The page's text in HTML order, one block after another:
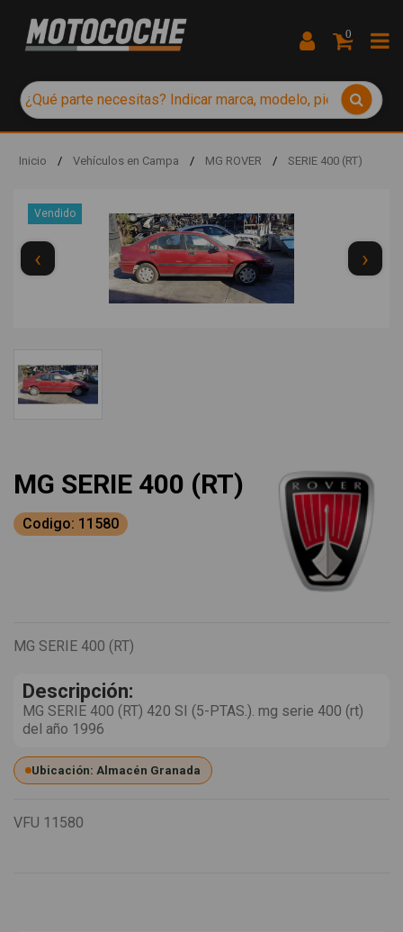
0
Inicio / Vehículos en Campa / MG ROVER / SERIE 400 (RT)
Vendido
‹ ›
MG SERIE 400 (RT)
Codigo: 11580
MG SERIE 400 (RT)
Descripción:
MG SERIE 400 (RT) 420 SI (5-PTAS.). mg serie 400 (rt)
del año 1996
Ubicación: Almacén Granada
VFU 11580